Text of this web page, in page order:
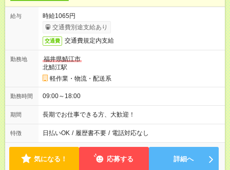
給与
時給1065円
交通費別途支給あり
交通費 交通費規定内支給
勤務地
福井県鯖江市
北鯖江駅
軽作業・物流・配送系
勤務時間 09:00～18:00
期間 長期でお仕事できる方、大歓迎！
特徴 日払いOK / 履歴書不要 / 電話対応なし
気になる！ 応募する 詳細へ